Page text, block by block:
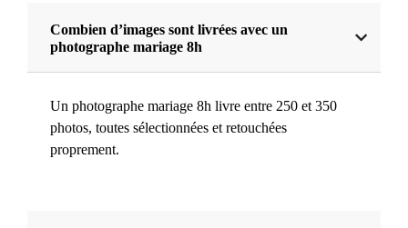
Combien d’images sont livrées avec un
photographe mariage 8h
Un photographe mariage 8h livre entre 250 et 350
photos, toutes sélectionnées et retouchées
proprement.